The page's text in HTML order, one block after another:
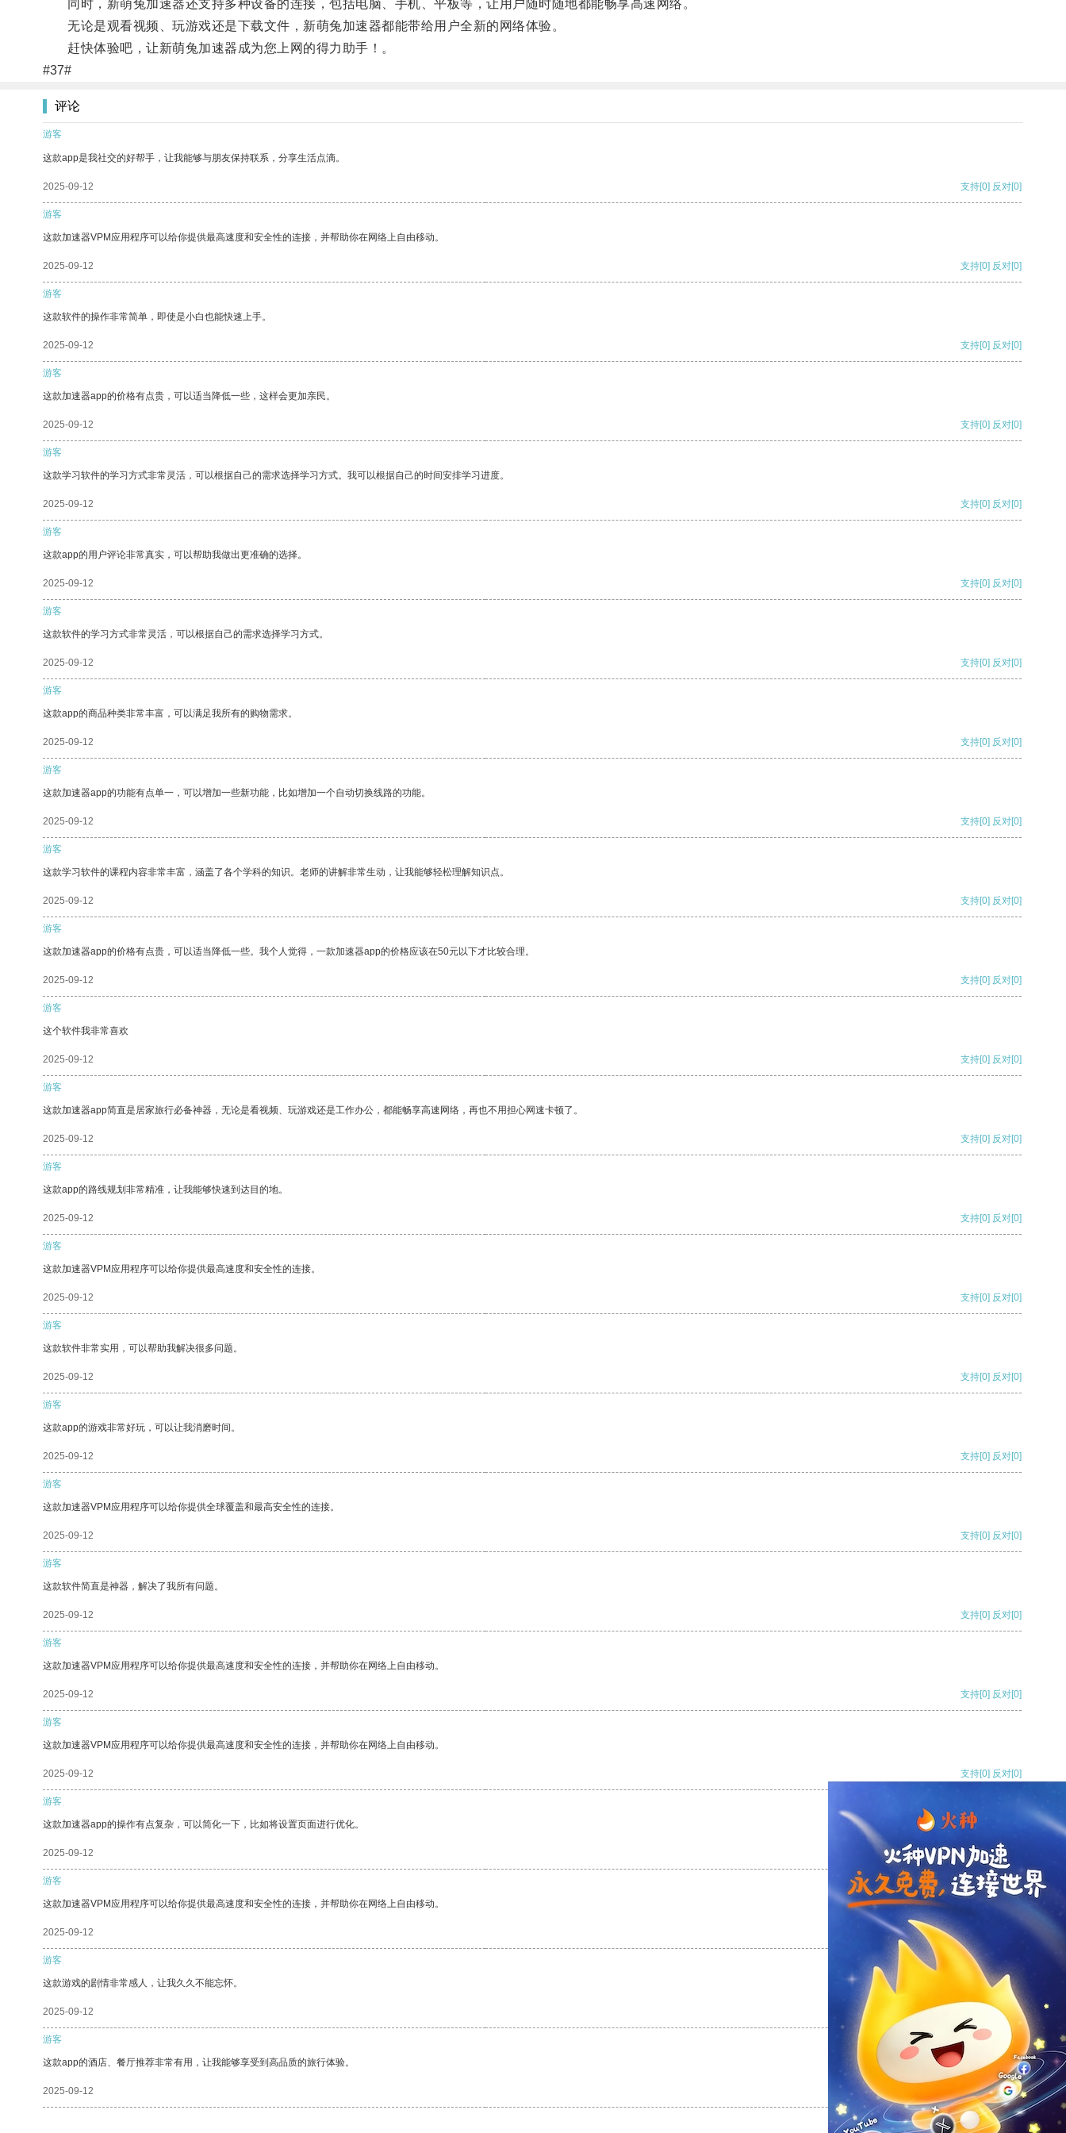
同时，新萌兔加速器还支持多种设备的连接，包括电脑、手机、平板等，让用户随时随地都能畅享高速网络。
无论是观看视频、玩游戏还是下载文件，新萌兔加速器都能带给用户全新的网络体验。
赶快体验吧，让新萌兔加速器成为您上网的得力助手！。
#37#
评论
游客
这款app是我社交的好帮手，让我能够与朋友保持联系，分享生活点滴。
2025-09-12 支持[0] 反对[0]
游客
这款加速器VPM应用程序可以给你提供最高速度和安全性的连接，并帮助你在网络上自由移动。
2025-09-12 支持[0] 反对[0]
游客
这款软件的操作非常简单，即使是小白也能快速上手。
2025-09-12 支持[0] 反对[0]
游客
这款加速器app的价格有点贵，可以适当降低一些，这样会更加亲民。
2025-09-12 支持[0] 反对[0]
游客
这款学习软件的学习方式非常灵活，可以根据自己的需求选择学习方式。我可以根据自己的时间安排学习进度。
2025-09-12 支持[0] 反对[0]
游客
这款app的用户评论非常真实，可以帮助我做出更准确的选择。
2025-09-12 支持[0] 反对[0]
游客
这款软件的学习方式非常灵活，可以根据自己的需求选择学习方式。
2025-09-12 支持[0] 反对[0]
游客
这款app的商品种类非常丰富，可以满足我所有的购物需求。
2025-09-12 支持[0] 反对[0]
游客
这款加速器app的功能有点单一，可以增加一些新功能，比如增加一个自动切换线路的功能。
2025-09-12 支持[0] 反对[0]
游客
这款学习软件的课程内容非常丰富，涵盖了各个学科的知识。老师的讲解非常生动，让我能够轻松理解知识点。
2025-09-12 支持[0] 反对[0]
游客
这款加速器app的价格有点贵，可以适当降低一些。我个人觉得，一款加速器app的价格应该在50元以下才比较合理。
2025-09-12 支持[0] 反对[0]
游客
这个软件我非常喜欢
2025-09-12 支持[0] 反对[0]
游客
这款加速器app简直是居家旅行必备神器，无论是看视频、玩游戏还是工作办公，都能畅享高速网络，再也不用担心网速卡顿了。
2025-09-12 支持[0] 反对[0]
游客
这款app的路线规划非常精准，让我能够快速到达目的地。
2025-09-12 支持[0] 反对[0]
游客
这款加速器VPM应用程序可以给你提供最高速度和安全性的连接。
2025-09-12 支持[0] 反对[0]
游客
这款软件非常实用，可以帮助我解决很多问题。
2025-09-12 支持[0] 反对[0]
游客
这款app的游戏非常好玩，可以让我消磨时间。
2025-09-12 支持[0] 反对[0]
游客
这款加速器VPM应用程序可以给你提供全球覆盖和最高安全性的连接。
2025-09-12 支持[0] 反对[0]
游客
这款软件简直是神器，解决了我所有问题。
2025-09-12 支持[0] 反对[0]
游客
这款加速器VPM应用程序可以给你提供最高速度和安全性的连接，并帮助你在网络上自由移动。
2025-09-12 支持[0] 反对[0]
游客
这款加速器VPM应用程序可以给你提供最高速度和安全性的连接，并帮助你在网络上自由移动。
2025-09-12 支持[0] 反对[0]
游客
这款加速器app的操作有点复杂，可以简化一下，比如将设置页面进行优化。
2025-09-12 支持[0] 反对
游客
这款加速器VPM应用程序可以给你提供最高速度和安全性的连接，并帮助你在网络上自由移动。
2025-09-12 支持
游客
这款游戏的剧情非常感人，让我久久不能忘怀。
2025-09-12 反对 [0]
游客
这款app的酒店、餐厅推荐非常有用，让我能够享受到高品质的旅行体验。
2025-09-12 支持[0] 反对[0]